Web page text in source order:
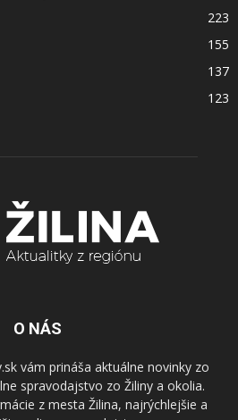
223
155
137
123
O NÁS
vám prináša aktuálne novinky zo
spravodajstvo zo Žiliny a okolia.
z mesta Žilina, najrýchlejšie a